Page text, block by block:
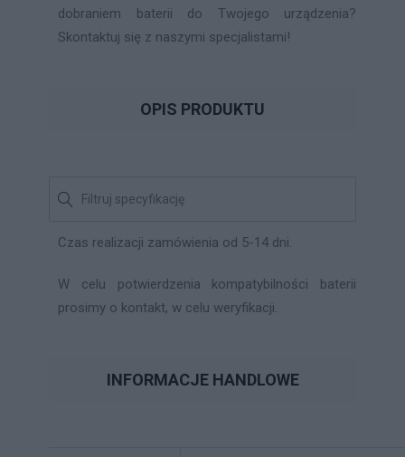
dobraniem baterii do Twojego urządzenia?
Skontaktuj się z naszymi specjalistami!
OPIS PRODUKTU
Czas realizacji zamówienia od 5-14 dni.
W celu potwierdzenia kompatybilności baterii
prosimy o kontakt, w celu weryfikacji.
INFORMACJE HANDLOWE